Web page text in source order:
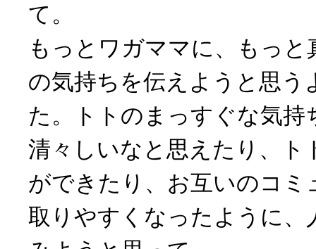
て。
もっとワガママに、もっと
の気持ちを伝えようと思う
た。トトのまっすぐな気持
清々しいなと思えたり、ト
ができたり、お互いのコミ
取りやすくなったように、